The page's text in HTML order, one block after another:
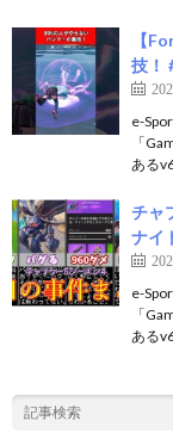
【
技！
e-
「
ある
チャ
ナイ
e-
「
ある